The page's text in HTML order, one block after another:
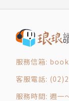
21 亞
22 康
23 魯
24 寇
25 威
26 赫
服務信箱:
客服電話:
服務時間: 週一